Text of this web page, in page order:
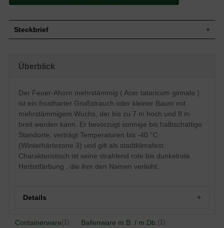
Steckbrief
Wuchs
Wuchshöhe
bis zu 7 m
Blatt
Frischgrün, Herbstfärbung strahlend rot
bis dunkelrot, 3 bis 5 lappig, gesägt, bis
zu 8 cm lang
Frucht
Rötliche Fruchtflügel, bis zu 3 cm lang
Blüte
Weißgelbe Blüten, duftend
Blütezeit
Mai / Juni
Rinde
Junge Zweige rotbraun, später hellbraun
Standort
Sonnig bis halbschattig
Überblick
Der Feuer-Ahorn mehrstämmig ( Acer tataricum ginnala )
ist ein frostharter Großstrauch oder kleiner Baum mit
mehrstämmigem Wuchs, der bis zu 7 m hoch und 8 m
breit werden kann. Er bevorzugt sonnige bis halbschattige
Standorte, verträgt Temperaturen bis -40 °C
(Winterhärtezone 3) und gilt als stadtklimafest.
Charakteristisch ist seine strahlend rote bis dunkelrote
Herbstfärbung , die ihm den Namen verleiht.
Details
Containerware(1) Ballenware m.B. / m.Db. (1)